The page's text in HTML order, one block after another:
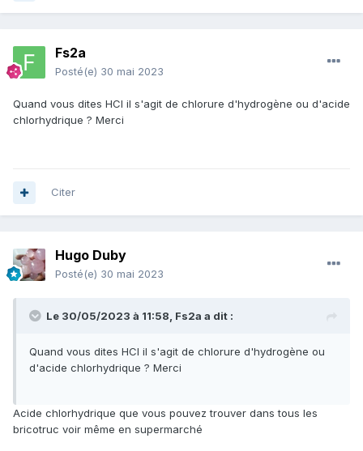
Fs2a
Posté(e) 30 mai 2023
Quand vous dites HCI il s'agit de chlorure d'hydrogène ou d'acide
chlorhydrique ? Merci
Citer
Hugo Duby
Posté(e) 30 mai 2023
Le 30/05/2023 à 11:58, Fs2a a dit :
Quand vous dites HCI il s'agit de chlorure d'hydrogène ou
d'acide chlorhydrique ? Merci
Acide chlorhydrique que vous pouvez trouver dans tous les
bricotruc voir même en supermarché